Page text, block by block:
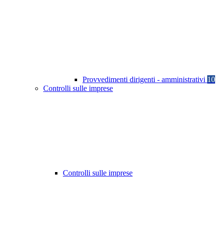
Provvedimenti dirigenti - amministrativi 10
Controlli sulle imprese
Controlli sulle imprese